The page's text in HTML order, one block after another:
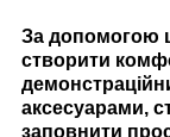
За допомогою
створити
аксесуарами,
заповнити